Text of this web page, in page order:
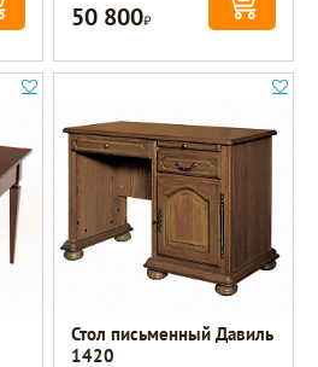
50 800Р
Стол письменный Давиль
1420